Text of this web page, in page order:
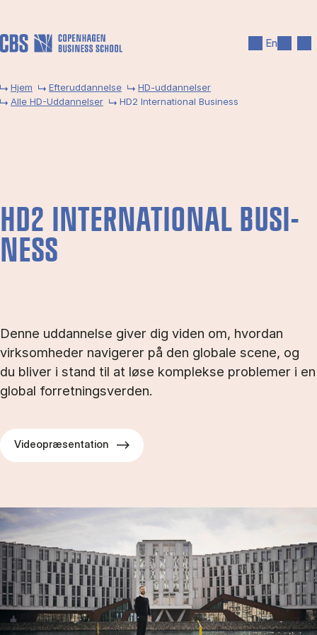
En
Hjem Efteruddannelse
HD-uddannelser
Alle HD-Uddannelser
HD2 International Business
HD2 IN­TER­NA­TIO­NAL BU­SI­
NESS
Denne uddannelse giver dig viden om, hvordan
virksomheder navigerer på den globale scene, og
du bliver i stand til at løse komplekse problemer i en
global forretningsverden.
Videopræsentation